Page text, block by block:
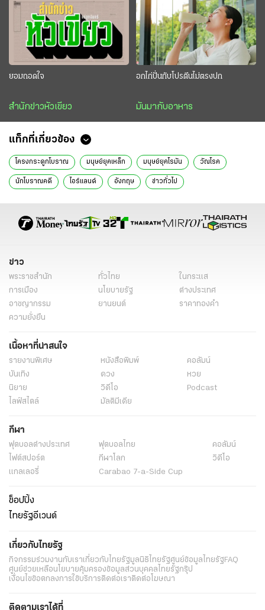
ยอมถอดใจ
สำนักข่าวหัวเขียว
อกไก่ปั่นกับโปรตีนไม่ตรงปก
มันมากับอาหาร
แท็กที่เกี่ยวข้อง
โครงกระดูกโบราณ มนุษย์ยุคเหล็ก มนุษย์ยุคโรมัน วัณโรค
นักโบราณคดี ไอร์แลนด์ อังกฤษ ข่าวทั่วไป
ข่าว
พระราชสำนัก ทั่วไทย
ในกระแส
การเมือง
นโยบายรัฐ
ต่างประเทศ
อาชญากรรม
ยานยนต์
ราคาทองคำ
ความยั่งยืน
เนื้อหาที่น่าสนใจ
รายงานพิเศษ หนังสือพิมพ์
คอลัมน์
บันเทิง
ดวง
หวย
นิยาย
วิดีโอ
Podcast
ไลฟ์สไตล์
มัลติมีเดีย
กีฬา
ฟุตบอลต่่างประเทศ ฟุตบอลไทย
คอลัมน์
ไฟต์สปอร์ต
กีฬาโลก
วิดีโอ
แกลเลอรี่
Carabao 7-a-Side Cup
ช็อปปิ้ง
ไทยรัฐอีเวนต์
เกี่ยวกับไทยรัฐ
กิจกรรมร่วมงานกับเราเกี่ยวกับไทยรัฐมูลนิธิไทยรัฐศูนย์ข้อมูลไทยรัฐFAQ
ศูนย์ช่วยเหลือนโยบายคุ้มครองข้อมูลส่วนบุคคลไทยรัฐกรุ๊ป
เงื่อนไขข้อตกลงการใช้บริการติดต่อเราติดต่อโฆษณา
ติดตามเราได้ที่